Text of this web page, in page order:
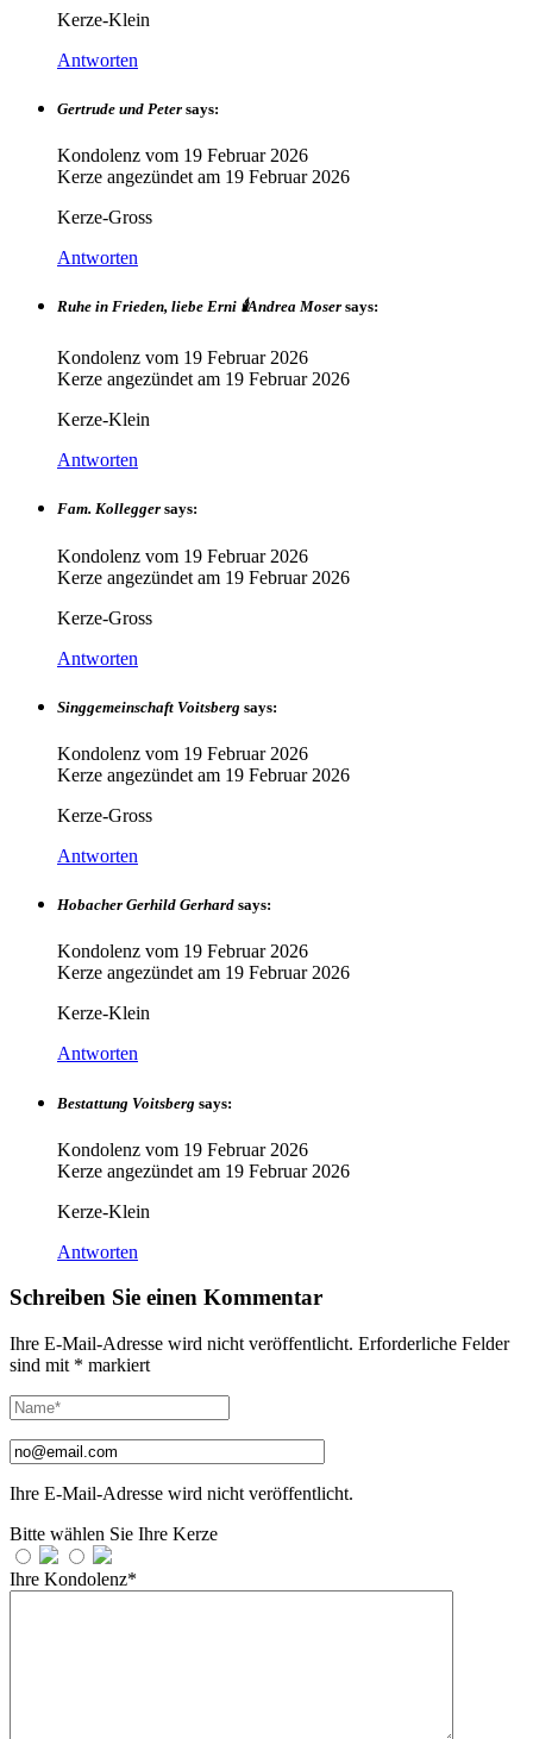
Kerze-Klein
Antworten
Gertrude und Peter says:
Kondolenz vom 19 Februar 2026
Kerze angezündet am 19 Februar 2026
Kerze-Gross
Antworten
Ruhe in Frieden, liebe Erni 🕯️Andrea Moser says:
Kondolenz vom 19 Februar 2026
Kerze angezündet am 19 Februar 2026
Kerze-Klein
Antworten
Fam. Kollegger says:
Kondolenz vom 19 Februar 2026
Kerze angezündet am 19 Februar 2026
Kerze-Gross
Antworten
Singgemeinschaft Voitsberg says:
Kondolenz vom 19 Februar 2026
Kerze angezündet am 19 Februar 2026
Kerze-Gross
Antworten
Hobacher Gerhild Gerhard says:
Kondolenz vom 19 Februar 2026
Kerze angezündet am 19 Februar 2026
Kerze-Klein
Antworten
Bestattung Voitsberg says:
Kondolenz vom 19 Februar 2026
Kerze angezündet am 19 Februar 2026
Kerze-Klein
Antworten
Schreiben Sie einen Kommentar
Ihre E-Mail-Adresse wird nicht veröffentlicht. Erforderliche Felder
sind mit * markiert
Ihre E-Mail-Adresse wird nicht veröffentlicht.
Bitte wählen Sie Ihre Kerze
Ihre Kondolenz*